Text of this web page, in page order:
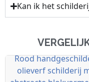
Kan ik het